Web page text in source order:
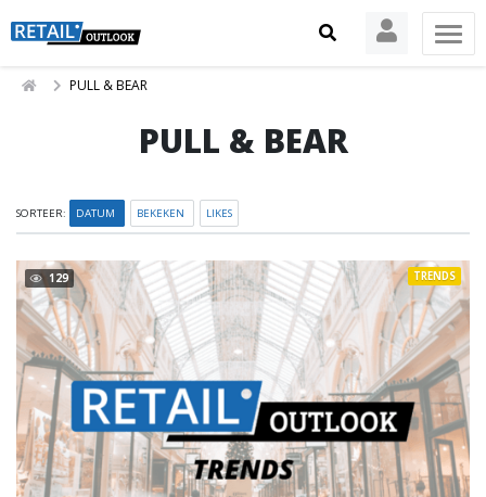
PULL & BEAR
PULL & BEAR
SORTEER: DATUM BEKEKEN LIKES
129 TRENDS